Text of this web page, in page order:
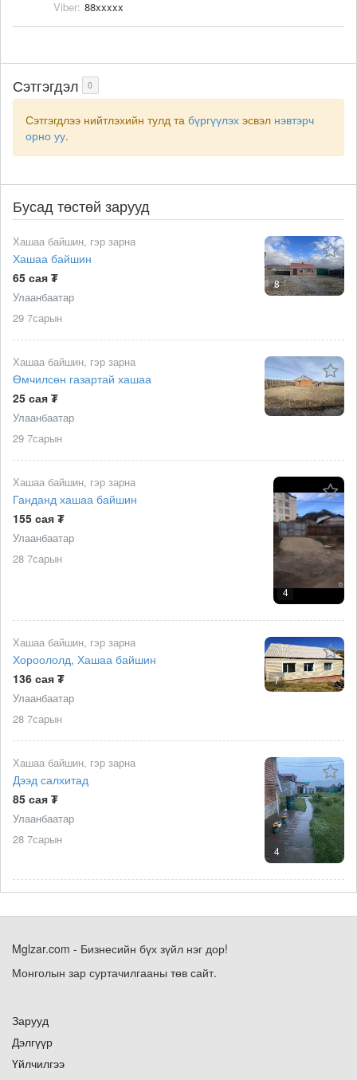
Viber: 88xxxxx
Сэтгэгдэл 0
Сэтгэгдлээ нийтлэхийн тулд та бүргүүлэх эсвэл нэвтэрч
орно уу.
Бусад төстөй зарууд
8
Хашаа байшин, гэр зарна
Хашаа байшин
65 сая ₮
Улаанбаатар
29 7сарын
Хашаа байшин, гэр зарна
Өмчилсөн газартай хашаа
25 сая ₮
Улаанбаатар
29 7сарын
4
Хашаа байшин, гэр зарна
Ганданд хашаа байшин
155 сая ₮
Улаанбаатар
28 7сарын
7
Хашаа байшин, гэр зарна
Хороололд, Хашаа байшин
136 сая ₮
Улаанбаатар
28 7сарын
4
Хашаа байшин, гэр зарна
Дээд салхитад
85 сая ₮
Улаанбаатар
28 7сарын
Mglzar.com - Бизнесийн бүх зүйл нэг дор!
Монголын зар суртачилгааны төв сайт.
Зарууд
Дэлгүүр
Үйлчилгээ